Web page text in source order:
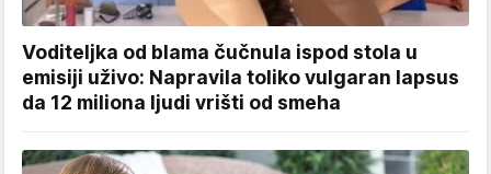
Voditeljka od blama čučnula ispod stola u
emisiji uživo: Napravila toliko vulgaran lapsus
da 12 miliona ljudi vrišti od smeha